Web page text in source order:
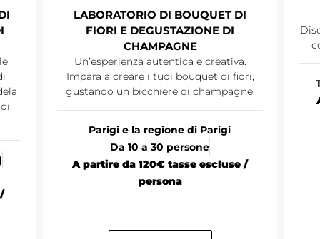
LABORATORIO DI BOUQUET DI
FIORI E DEGUSTAZIONE DI
CHAMPAGNE
Un’esperienza autentica e creativa.
Impara a creare i tuoi bouquet di fiori,
gustando un bicchiere di champagne.
Parigi e la regione di Parigi
Da 10 a 30 persone
A partire da 120€ tasse escluse /
persona